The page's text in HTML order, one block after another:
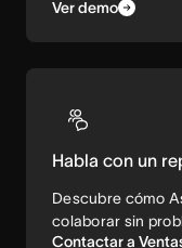
Ver demo
Habla con un
Descubre cómo
colaborar sin
Contactar a